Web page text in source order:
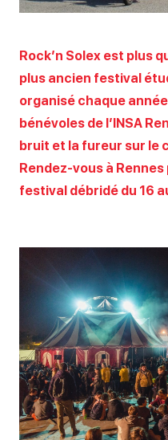
Rock’n Solex est plus
plus ancien festival
organisé chaque
bénévoles de l’INSA
bruit et la fureur sur le
Rendez-vous à
festival débridé du 16